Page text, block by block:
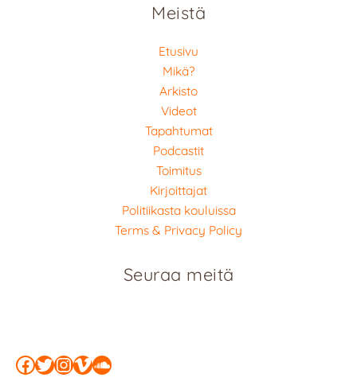
Meistä
Etusivu
Mikä?
Arkisto
Videot
Tapahtumat
Podcastit
Toimitus
Kirjoittajat
Politiikasta kouluissa
Terms & Privacy Policy
Seuraa meitä
Facebook
Twitter
Instagram
Vimeo
SoundCloud